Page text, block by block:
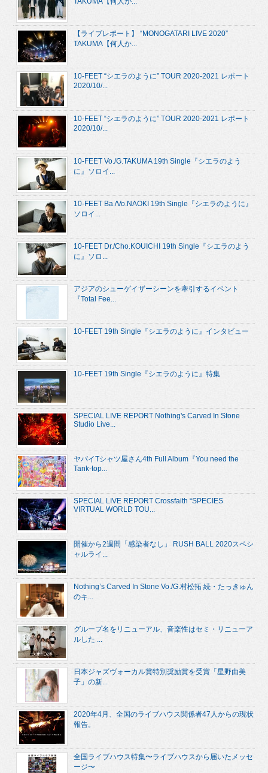
【ライブレポート】 “MONOGATARI LIVE 2020”
TAKUMA【何人か...
10-FEET “シエラのように” TOUR 2020-2021 レポート
2020/10/...
10-FEET “シエラのように” TOUR 2020-2021 レポート
2020/10/...
10-FEET Vo./G.TAKUMA 19th Single『シエラのよう
に』ソロイ...
10-FEET Ba./Vo.NAOKI 19th Single『シエラのように』
ソロイ...
10-FEET Dr./Cho.KOUICHI 19th Single『シエラのよう
に』ソロ...
アジアのシューゲイザーシーンを牽引するイベント
『Total Fee...
10-FEET 19th Single『シエラのように』インタビュー
10-FEET 19th Single『シエラのように』特集
SPECIAL LIVE REPORT Nothing's Carved In Stone
Studio Live...
ヤバイTシャツ屋さん4th Full Album『You need the
Tank-top...
SPECIAL LIVE REPORT Crossfaith “SPECIES
VIRTUAL WORLD TOU...
開催から2週間「感染者なし」 RUSH BALL 2020スペシ
ャルライ...
Nothing’s Carved In Stone Vo./G.村松拓 続・たっきゅん
のキ...
グループ名をリニューアル、音楽性はセミ・リニューア
ルした ...
日本ジャズヴォーカル賞特別奨励賞を受賞「星野由美
子」の新...
2020年4月、全国のライブハウス関係者47人からの現状
報告。
全国ライブハウス特集〜ライブハウスから届いたメッセ
ージ〜